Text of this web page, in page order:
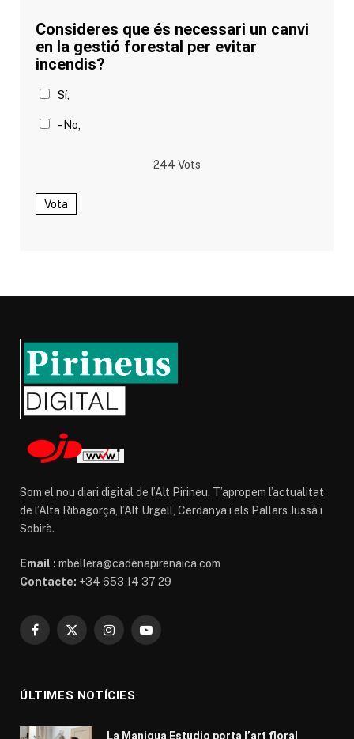
Consideres que és necessari un canvi
en la gestió forestal per evitar
incendis?
Sí,
- No,
244 Vots
Vota
Som el nou diari digital de l’Alt Pirineu. T’apropem l’actualitat
de l’Alta Ribagorça, l’Alt Urgell, Cerdanya i els Pallars Jussà i
Sobirà.
Email : mbellera@cadenapirenaica.com
Contacte: +34 653 14 37 29
Facebook
X
InstagramYouTube
ÚLTIMES NOTÍCIES
La Manigua Estudio porta l’art floral